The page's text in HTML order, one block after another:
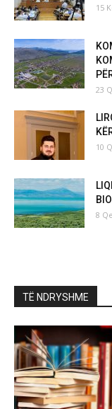
15
23
10
8
TË NDRYSHME